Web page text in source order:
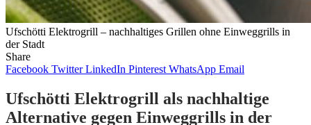
Ufschötti Elektrogrill – nachhaltiges Grillen ohne Einweggrills in
der Stadt
Share
Facebook Twitter LinkedIn Pinterest WhatsApp Email
Ufschötti Elektrogrill als nachhaltige
Alternative gegen Einweggrills in der